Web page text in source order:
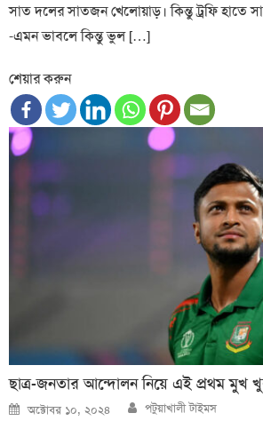
সাত দলের সাতজন খেলোয়াড়। কিন্তু ট্রফি হাতে
-এমন ভাবলে কিন্তু ভুল […]
শেয়ার করুন
ছাত্র-জনতার আন্দোলন নিয়ে এই প্রথম মুখ
Posted
on
অক্টোবর ১০, ২০২৪ Author
পটুয়াখালী টাইমস